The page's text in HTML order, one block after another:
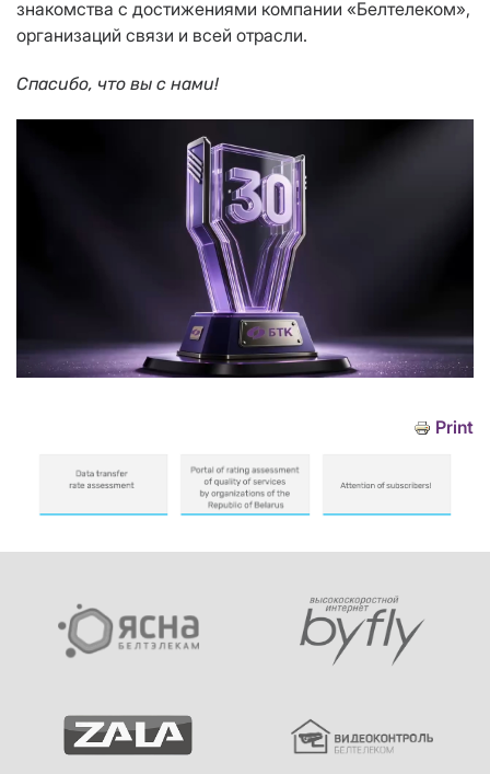
знакомства с достижениями компании «Белтелеком»,
организаций связи и всей отрасли.
Спасибо, что вы с нами!
Print